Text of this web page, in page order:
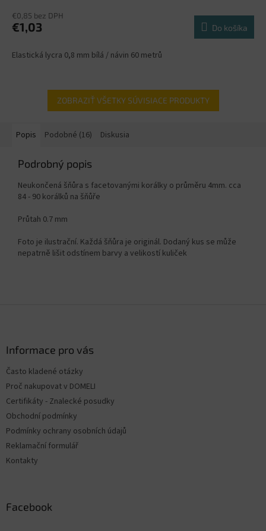
€0,85 bez DPH
€1,03 Do košíka
Elastická lycra 0,8 mm bílá / návin 60 metrů
ZOBRAZIŤ VŠETKY SÚVISIACE PRODUKTY
Popis Podobné (16) Diskusia
Podrobný popis
Neukončená šňůra s facetovanými korálky o průměru 4mm. cca
84 - 90 korálků na šňůře
Průtah 0.7 mm
Foto je ilustrační. Každá šňůra je originál. Dodaný kus se může
nepatrně lišit odstínem barvy a velikostí kuliček
Informace pro vás
Často kladené otázky
Proč nakupovat v DOMELI
Certifikáty - Znalecké posudky
Obchodní podmínky
Podmínky ochrany osobních údajů
Reklamační formulář
Kontakty
Facebook